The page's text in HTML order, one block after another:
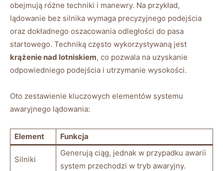
obejmują różne techniki i manewry. ​Na przykład,
lądowanie bez​ silnika wymaga precyzyjnego podejścia
oraz dokładnego ⁢oszacowania odległości do pasa
startowego. Techniką ⁢często wykorzystywaną jest
krążenie nad⁢ lotniskiem, ‌co ⁤pozwala na ​uzyskanie
odpowiedniego podejścia i utrzymanie wysokości.
Oto zestawienie kluczowych elementów systemu
awaryjnego lądowania:
Element Funkcja
Silniki
Generują ciąg, jednak w przypadku awarii
system przechodzi w‌ tryb awaryjny.